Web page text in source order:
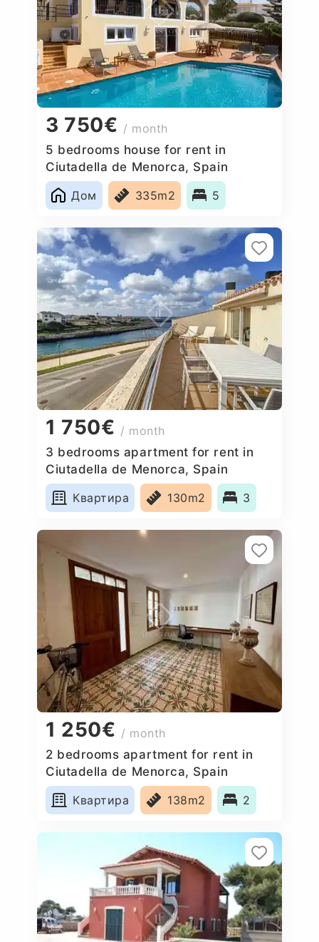
3 750€ / month
5 bedrooms house for rent in
Ciutadella de Menorca, Spain
Дом
335m2 5
1 750€ / month
3 bedrooms apartment for rent in
Ciutadella de Menorca, Spain
Квартира
130m2 3
1 250€ / month
2 bedrooms apartment for rent in
Ciutadella de Menorca, Spain
Квартира
138m2 2